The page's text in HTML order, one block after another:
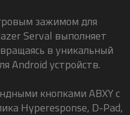
зажимом для
Serval выполняет
в уникальный
Android устройств.
кнопками ABXY с
Hyperesponse, D-Pad,